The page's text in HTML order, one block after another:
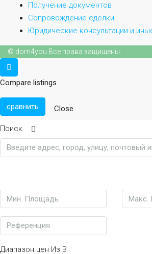
Получение документов
Сопровождение сделки
Юридические консультации и
© dom4you Все права защищены.
Compare listings
сравнить Close
Поиск
Диапазон цен Из В